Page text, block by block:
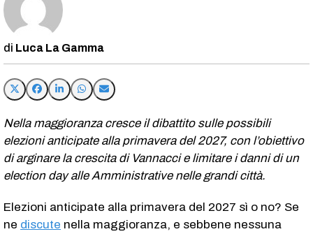
Luca La Gamma
Nella maggioranza cresce il dibattito sulle possibili
elezioni anticipate alla primavera del 2027, con l’obiettivo
di arginare la crescita di Vannacci e limitare i danni di un
election day alle Amministrative nelle grandi città.
Elezioni anticipate alla primavera del 2027 sì o no? Se
ne discute nella maggioranza, e sebbene nessuna